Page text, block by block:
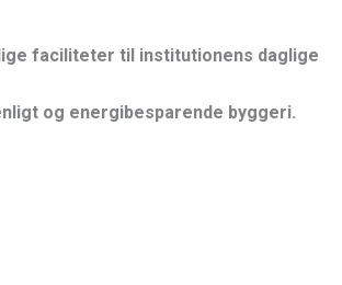
faciliteter til institutionens daglige
og energibesparende byggeri.